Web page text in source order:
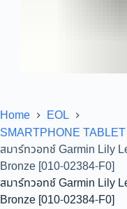
Home
EOL
SMARTPHONE
สมาร์ทวอทช์ Garmin Lily
Bronze [010-02384-F0]
สมาร์ทวอทช์ Garmin Lily
Bronze [010-02384-F0]